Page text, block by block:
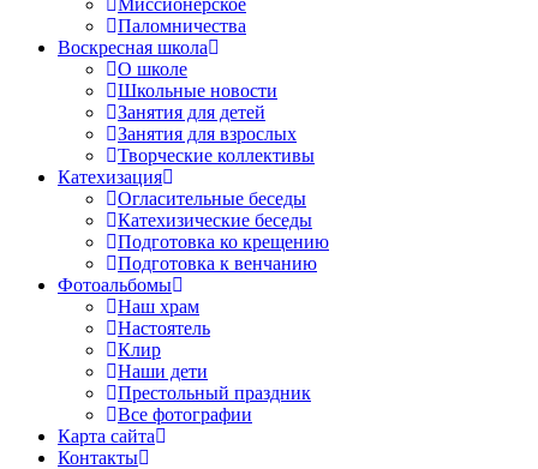
Паломничества
Воскресная школа
О школе
Школьные новости
Занятия для детей
Занятия для взрослых
Творческие коллективы
Катехизация
Огласительные беседы
Катехизические беседы
Подготовка ко крещению
Подготовка к венчанию
Фотоальбомы
Наш храм
Настоятель
Клир
Наши дети
Престольный праздник
Все фотографии
Карта сайта
Контакты